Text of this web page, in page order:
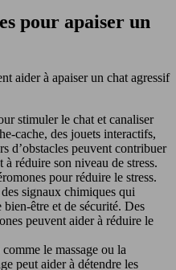
pour apaiser un
aider à apaiser un chat agressif
stimuler le chat et canaliser
cache, des jouets interactifs,
d’obstacles peuvent contribuer
à réduire son niveau de stress.
pour réduire le stress.
signaux chimiques qui
bien-être et de sécurité. Des
peuvent aider à réduire le
le massage ou la
peut aider à détendre les